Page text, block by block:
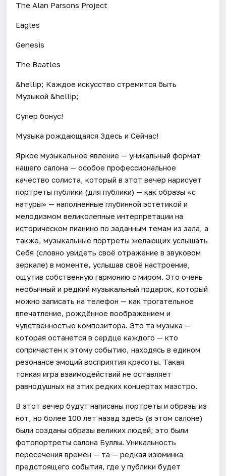
The Alan Parsons Project
Eagles
Genesis
The Beatles
&hellip; Каждое искусство стремится быть
Музыкой &hellip;
Супер бонус!
Музыка рождающаяся Здесь и Сейчас!
Яркое музыкальное явление — уникальный формат
нашего салона — особое профессиональное
качество солиста, который в этот вечер нарисует
портреты публики (для публики) — как образы «с
натуры» — наполненные глубинной эстетикой и
мелодизмом великолепные интерпретации на
историческом пианино по заданным темам из зала; а
также, музыкальные портреты желающих услышать
Себя (словно увидеть своё отражение в звуковом
зеркале) в моменте, услышав своё настроение,
ощутив собственную гармонию с миром. Это очень
необычный и редкий музыкальный подарок, который
можно записать на телефон — как трогательное
впечатление, рождённое воображением и
чувственностью композитора. Это та музыка —
которая останется в сердце каждого — кто
сопричастен к этому событию, находясь в едином
резонансе эмоций восприятия красоты. Такая
тонкая игра взаимодействий не оставляет
равнодушных на этих редких концертах маэстро.
В этот вечер будут написаны портреты и образы из
нот, но более 100 лет назад здесь (в этом салоне)
были созданы образы великих людей; это были
фотопортреты салона Буллы. Уникальность
пересечения времён — та — редкая изюминка
предстоящего события, где у публики будет